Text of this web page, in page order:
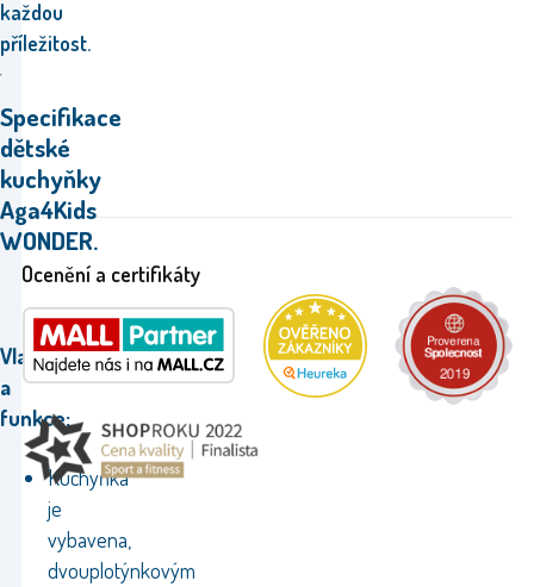
každou
příležitost.
Specifikace
dětské
kuchyňky
Aga4Kids
WONDER.
Vlastnosti
a
funkce:
Kuchyňka
je
vybavena,
dvouplotýnkovým
Ocenění a certifikáty